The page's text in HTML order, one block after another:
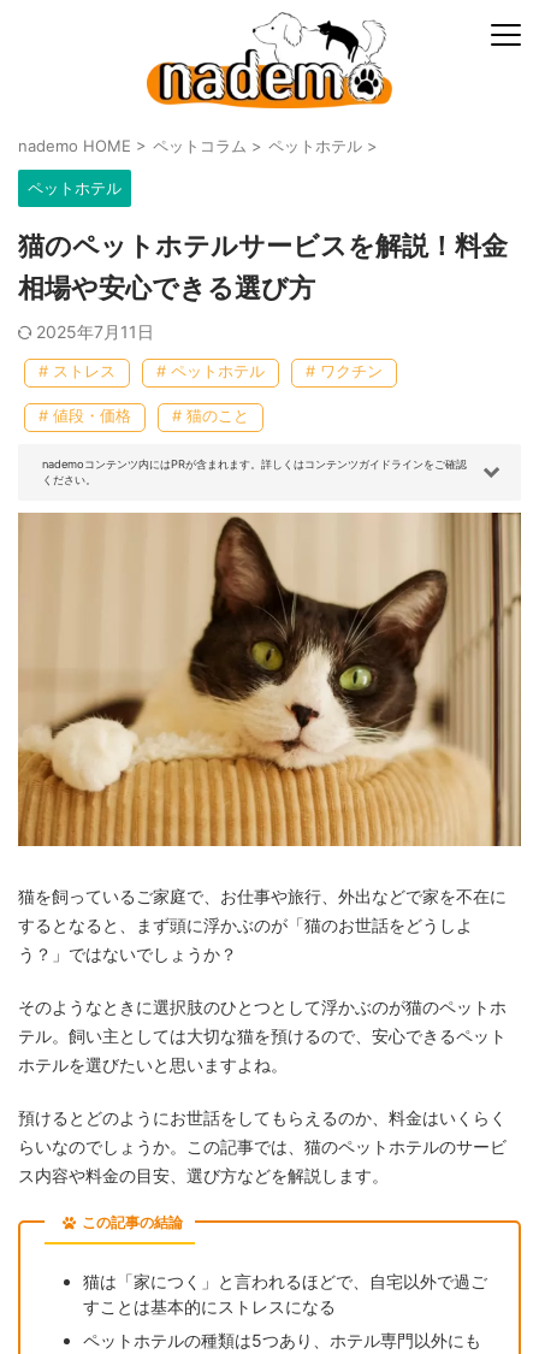
nademo HOME > ペットコラム > ペットホテル >
ペットホテル
猫のペットホテルサービスを解説！料金
相場や安心できる選び方
2025年7月11日
# ストレス # ペットホテル # ワクチン
# 値段・価格 # 猫のこと
nademoコンテンツ内にはPRが含まれます。詳しくはコンテンツガイドラインをご確認
ください。
猫を飼っているご家庭で、お仕事や旅行、外出などで家を不在に
するとなると、まず頭に浮かぶのが「猫のお世話をどうしよ
う？」ではないでしょうか？
そのようなときに選択肢のひとつとして浮かぶのが猫のペットホ
テル。飼い主としては大切な猫を預けるので、安心できるペット
ホテルを選びたいと思いますよね。
預けるとどのようにお世話をしてもらえるのか、料金はいくらく
らいなのでしょうか。この記事では、猫のペットホテルのサービ
ス内容や料金の目安、選び方などを解説します。
この記事の結論
猫は「家につく」と言われるほどで、自宅以外で過ご
すことは基本的にストレスになる
ペットホテルの種類は5つあり、ホテル専門以外にも